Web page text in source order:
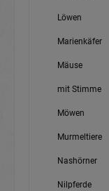
Löwen
Marienkäfer
Mäuse
mit Stimme
Möwen
Murmeltiere
Nashörner
Nilpferde